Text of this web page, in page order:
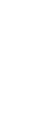
vous
les
votre